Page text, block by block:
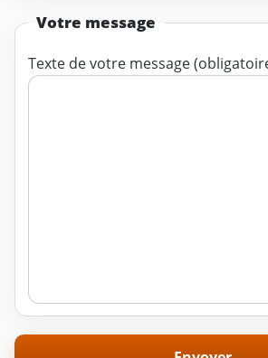
Votre message
Texte de votre message